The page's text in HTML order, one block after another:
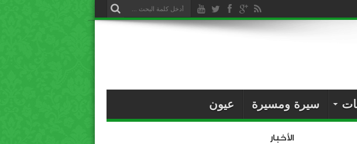
الروس!
سيرة ومسيرة عيون
الأخبار